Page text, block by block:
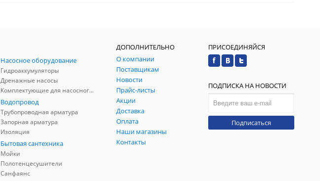
Насосное оборудование
Гидроаккумуляторы
Дренажные насосы
Комплектующие для насосного оборудования
Водопровод
Трубопроводная арматура
Запорная арматура
Изоляция
Бытовая сантехника
Мойки
Полотенцесушители
Санфаянс
ДОПОЛНИТЕЛЬНО
О компании
Поставщикам
Новости
Прайс-листы
Акции
Доставка
Оплата
Наши магазины
Контакты
ПРИСОЕДИНЯЙСЯ
ПОДПИСКА НА НОВОСТИ
Подписаться